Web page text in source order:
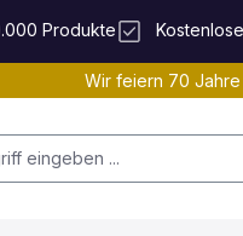
Produkte
Wir feiern 70 Jahre